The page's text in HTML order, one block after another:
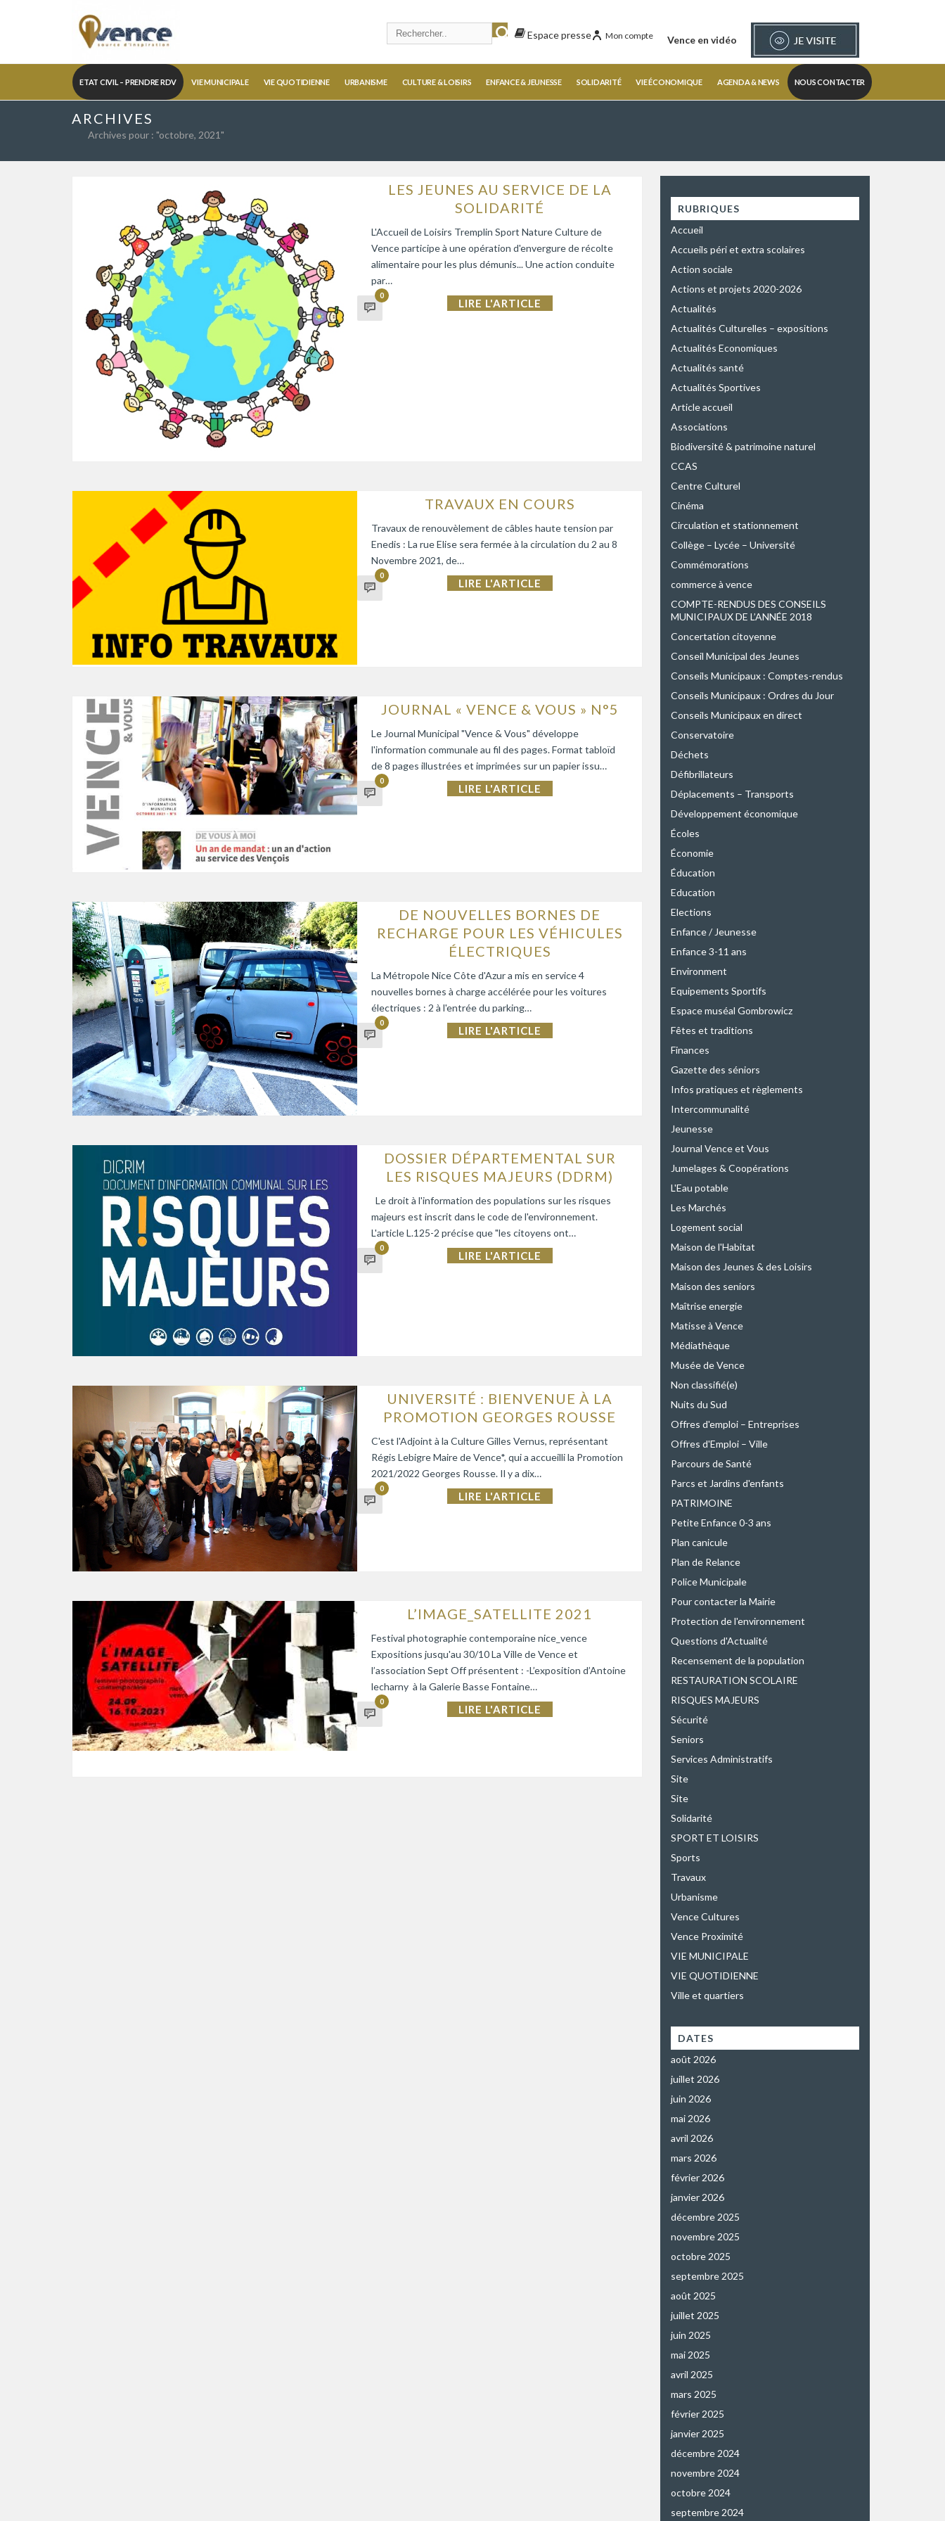
Vence en vidéo
Mon compte
Espace presse
ETAT CIVIL – PRENDRE RDV VIE MUNICIPALE VIE QUOTIDIENNE URBANISME CULTURE & LOISIRS ENFANCE & JEUNESSE SOLIDARITÉ VIE ÉCONOMIQUE AGENDA & NEWS NOUS CONTACTER
ARCHIVES
Archives pour : "octobre, 2021"
LES JEUNES AU SERVICE DE LA
SOLIDARITÉ
L'Accueil de Loisirs Tremplin Sport Nature Culture de
Vence participe à une opération d'envergure de récolte
alimentaire pour les plus démunis... Une action conduite
par…
0
LIRE L'ARTICLE
TRAVAUX EN COURS
Travaux de renouvèlement de câbles haute tension par
Enedis : La rue Elise sera fermée à la circulation du 2 au 8
Novembre 2021, de…
0
LIRE L'ARTICLE
JOURNAL « VENCE & VOUS » N°5
Le Journal Municipal "Vence & Vous" développe
l'information communale au fil des pages. Format tabloïd
de 8 pages illustrées et imprimées sur un papier issu…
0
LIRE L'ARTICLE
DE NOUVELLES BORNES DE
RECHARGE POUR LES VÉHICULES
ÉLECTRIQUES
La Métropole Nice Côte d'Azur a mis en service 4
nouvelles bornes à charge accélérée pour les voitures
électriques : 2 à l'entrée du parking…
0
LIRE L'ARTICLE
DOSSIER DÉPARTEMENTAL SUR
LES RISQUES MAJEURS (DDRM)
Le droit à l'information des populations sur les risques
majeurs est inscrit dans le code de l'environnement.
L'article L.125-2 précise que "les citoyens ont…
0
LIRE L'ARTICLE
UNIVERSITÉ : BIENVENUE À LA
PROMOTION GEORGES ROUSSE
C'est l'Adjoint à la Culture Gilles Vernus, représentant
Régis Lebigre Maire de Vence*, qui a accueilli la Promotion
2021/2022 Georges Rousse. Il y a dix…
0
LIRE L'ARTICLE
L’IMAGE_SATELLITE 2021
Festival photographie contemporaine nice_vence
Expositions jusqu'au 30/10 La Ville de Vence et
l’association Sept Off présentent : -L’exposition d’Antoine
lecharny à la Galerie Basse Fontaine…
0
LIRE L'ARTICLE
RUBRIQUES
Accueil
Accueils péri et extra scolaires
Action sociale
Actions et projets 2020-2026
Actualités
Actualités Culturelles – expositions
Actualités Economiques
Actualités santé
Actualités Sportives
Article accueil
Associations
Biodiversité & patrimoine naturel
CCAS
Centre Culturel
Cinéma
Circulation et stationnement
Collège – Lycée – Université
Commémorations
commerce à vence
COMPTE-RENDUS DES CONSEILS
MUNICIPAUX DE L’ANNÉE 2018
Concertation citoyenne
Conseil Municipal des Jeunes
Conseils Municipaux : Comptes-rendus
Conseils Municipaux : Ordres du Jour
Conseils Municipaux en direct
Conservatoire
Déchets
Défibrillateurs
Déplacements – Transports
Développement économique
Écoles
Économie
Éducation
Education
Elections
Enfance / Jeunesse
Enfance 3-11 ans
Environment
Equipements Sportifs
Espace muséal Gombrowicz
Fêtes et traditions
Finances
Gazette des séniors
Infos pratiques et règlements
Intercommunalité
Jeunesse
Journal Vence et Vous
Jumelages & Coopérations
L'Eau potable
Les Marchés
Logement social
Maison de l'Habitat
Maison des Jeunes & des Loisirs
Maison des seniors
Maîtrise energie
Matisse à Vence
Médiathèque
Musée de Vence
Non classifié(e)
Nuits du Sud
Offres d'emploi – Entreprises
Offres d'Emploi – Ville
Parcours de Santé
Parcs et Jardins d'enfants
PATRIMOINE
Petite Enfance 0-3 ans
Plan canicule
Plan de Relance
Police Municipale
Pour contacter la Mairie
Protection de l'environnement
Questions d'Actualité
Recensement de la population
RESTAURATION SCOLAIRE
RISQUES MAJEURS
Sécurité
Seniors
Services Administratifs
Site
Site
Solidarité
SPORT ET LOISIRS
Sports
Travaux
Urbanisme
Vence Cultures
Vence Proximité
VIE MUNICIPALE
VIE QUOTIDIENNE
Ville et quartiers
DATES
août 2026
juillet 2026
juin 2026
mai 2026
avril 2026
mars 2026
février 2026
janvier 2026
décembre 2025
novembre 2025
octobre 2025
septembre 2025
août 2025
juillet 2025
juin 2025
mai 2025
avril 2025
mars 2025
février 2025
janvier 2025
décembre 2024
novembre 2024
octobre 2024
septembre 2024